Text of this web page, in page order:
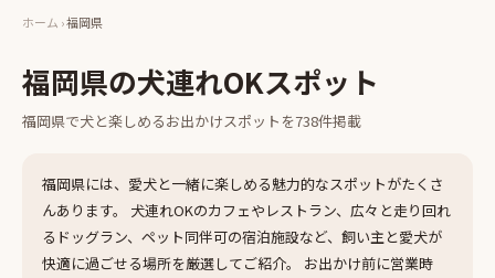
ホーム ›福岡県
福岡県の犬連れOKスポット
福岡県で犬と楽しめるお出かけスポットを738件掲載
福岡県には、愛犬と一緒に楽しめる魅力的なスポットがたくさ
んあります。 犬連れOKのカフェやレストラン、広々と走り回れ
るドッグラン、ペット同伴可の宿泊施設など、飼い主と愛犬が
快適に過ごせる場所を厳選してご紹介。 お出かけ前に営業時